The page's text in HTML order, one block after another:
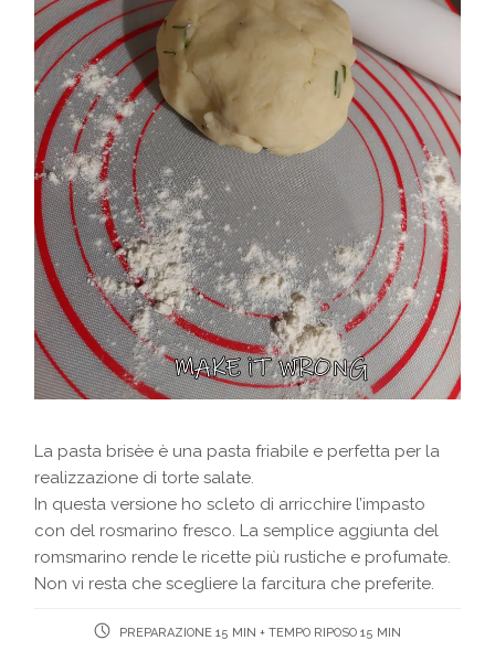
La pasta brisèe è una pasta friabile e perfetta per la
realizzazione di torte salate.
In questa versione ho scleto di arricchire l’impasto
con del rosmarino fresco. La semplice aggiunta del
romsmarino rende le ricette più rustiche e profumate.
Non vi resta che scegliere la farcitura che preferite.
PREPARAZIONE 15 MIN + TEMPO RIPOSO 15 MIN